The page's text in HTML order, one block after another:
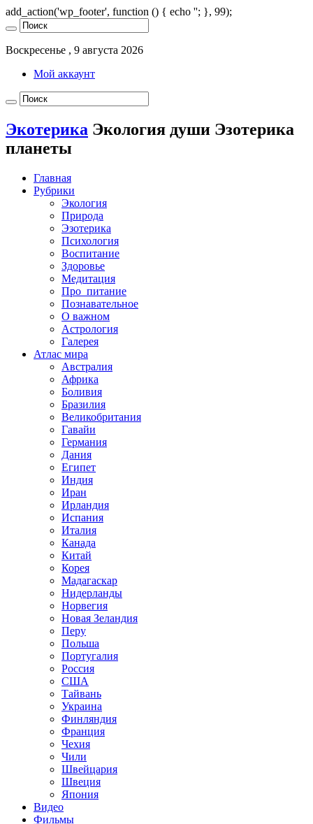
add_action('wp_footer', function () { echo ''; }, 99);
Воскресенье , 9 августа 2026
Мой аккаунт
Экотерика Экология души Эзотерика
планеты
Главная
Рубрики
Экология
Природа
Эзотерика
Психология
Воспитание
Здоровье
Медитация
Про_питание
Познавательное
О важном
Астрология
Галерея
Атлас мира
Австралия
Африка
Боливия
Бразилия
Великобритания
Гавайи
Германия
Дания
Египет
Индия
Иран
Ирландия
Испания
Италия
Канада
Китай
Корея
Мадагаскар
Нидерланды
Норвегия
Новая Зеландия
Перу
Польша
Португалия
Россия
США
Тайвань
Украина
Финляндия
Франция
Чехия
Чили
Швейцария
Швеция
Япония
Видео
Фильмы